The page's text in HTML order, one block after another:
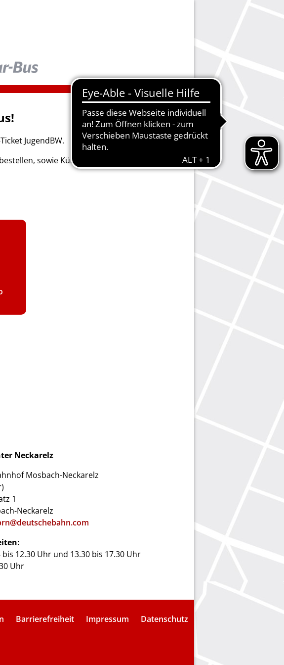
JugendBW.
sowie Kündigungen vornehmen oder
Neckarelz
Mosbach-Neckarelz
1
Neckarelz
bis 12.30 Uhr und 13.30 bis 17.30 Uhr
Uhr
Barrierefreiheit Impressum Datenschutz